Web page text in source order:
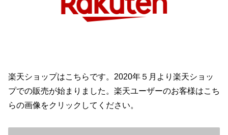
楽天ショップはこちらです。2020年５月より楽天ショッ
プでの販売が始まりました。楽天ユーザーのお客様はこち
らの画像をクリックしてください。